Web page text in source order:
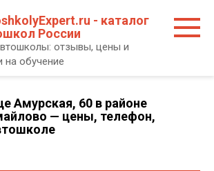
- каталог
России
отзывы, цены и
на обучение
Амурская, 60 в районе
— цены, телефон,